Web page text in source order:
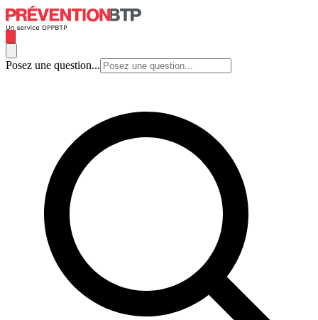
Posez une question...